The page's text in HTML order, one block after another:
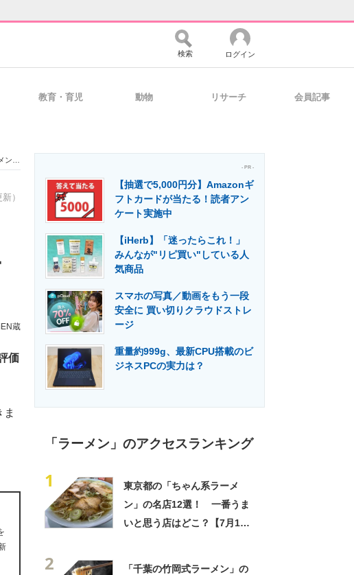
営リーダーのコミュニティ マーケ×ITの今がよく分かる
造業のIT導入・活用を支援
ネルギーの専門メディア 建設×テクノロジーの最前線
検索 ログイン
教育・育児 動物 リサーチ 会員記事
」
）
蔵
価
- PR -
【抽選で5,000円分】Amazonギ
フトカードが当たる！読者アン
ケート実施中
【iHerb】「迷ったらこれ！」
みんなが"リピ買い"している人
気商品
スマホの写真／動画をもう一段
安全に 買い切りクラウドストレ
ージ
重量約999g、最新CPU搭載のビ
ジネスPCの実力は？
「ラーメン」のアクセスランキング
1
東京都の「ちゃん系ラーメ
ン」の名店12選！ 一番うま
いと思う店はどこ？【7月11
2
「千葉の竹岡式ラーメン」の